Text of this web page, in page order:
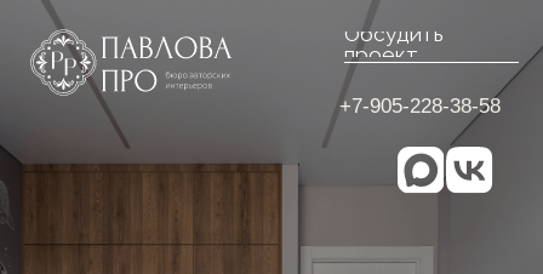
Обсудить
+7-905-228-38-58